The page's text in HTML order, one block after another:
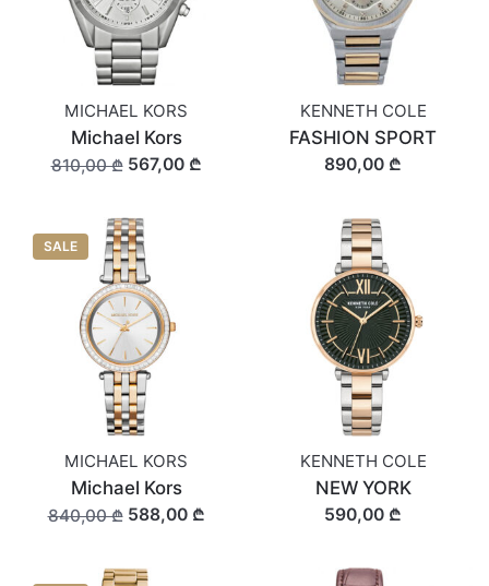
MICHAEL KORS
Michael Kors
810,00 ₾567,00 ₾
KENNETH COLE
FASHION SPORT
890,00 ₾
SALE
MICHAEL KORS
Michael Kors
840,00 ₾588,00 ₾
KENNETH COLE
NEW YORK
590,00 ₾